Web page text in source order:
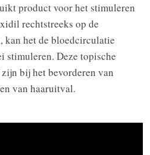
product voor het stimuleren
rechtstreeks op de
kan het de bloedcirculatie
stimuleren. Deze topische
bij het bevorderen van
van haaruitval.